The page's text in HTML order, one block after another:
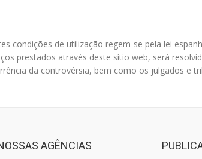
condições de utilização regem-se pela lei
prestados através deste sítio web, será
da controvérsia, bem como os julgados e
AGÊNCIAS